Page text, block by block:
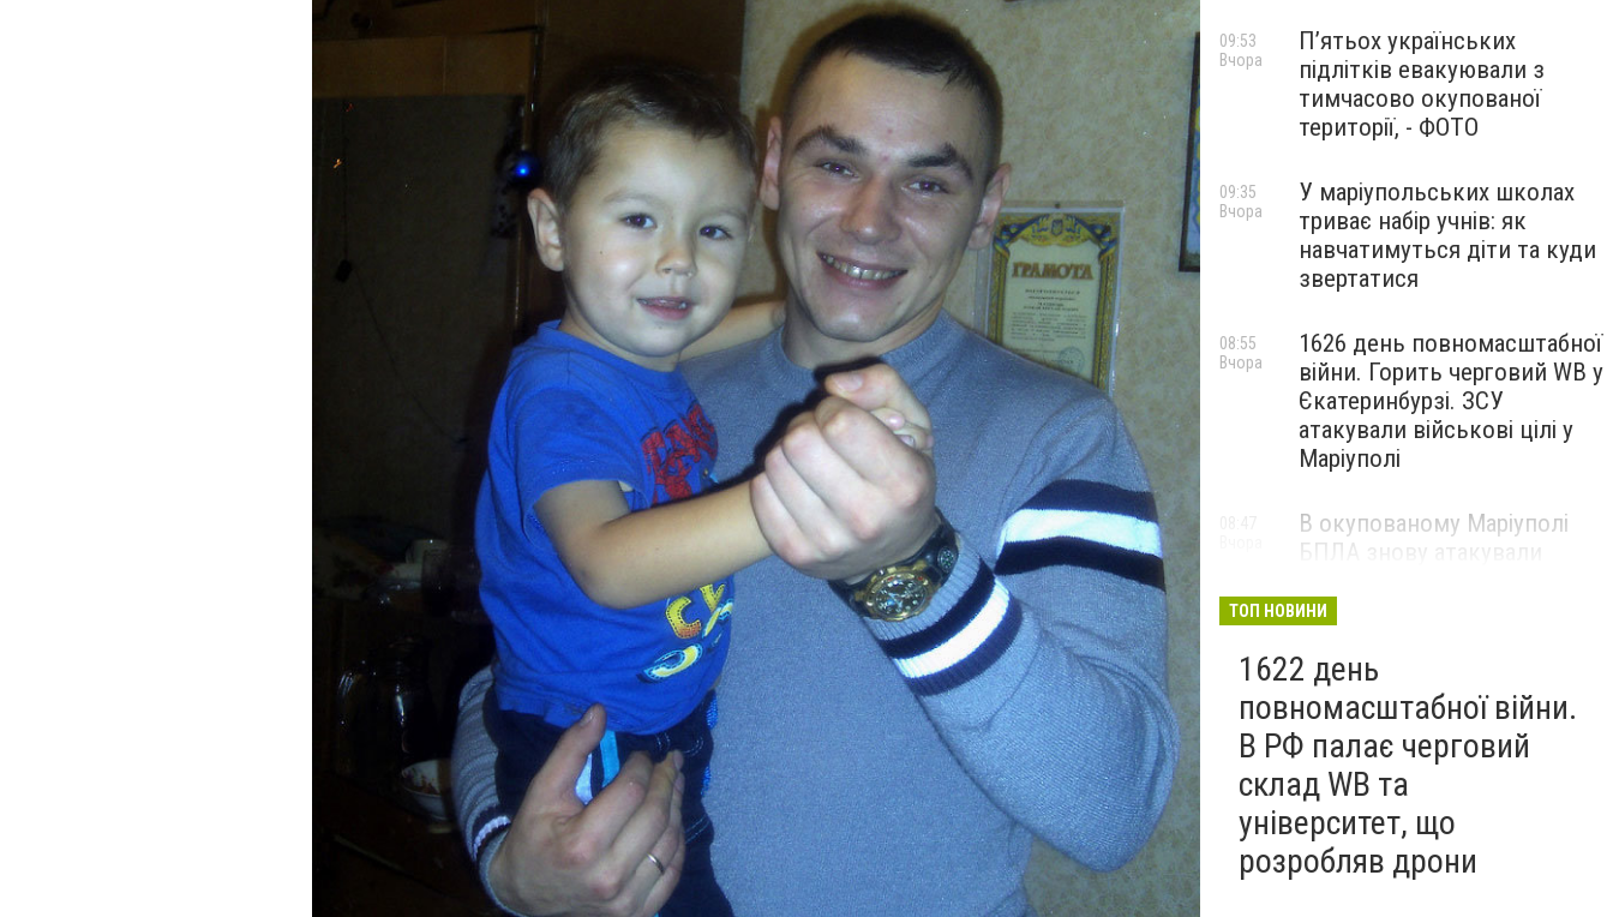
П’ятьох українських
підлітків евакуювали з
тимчасово окупованої
території, - ФОТО
09:53
Вчора
У маріупольських школах
триває набір учнів: як
навчатимуться діти та куди
звертатися
09:35
Вчора
1626 день повномасштабної
війни. Горить черговий WB у
Єкатеринбурзі. ЗСУ
атакували військові цілі у
Маріуполі
08:55
Вчора
В окупованому Маріуполі
БПЛА знову атакували
— ВІДЕО
ТОП НОВИНИ
1622 день
повномасштабної війни.
В РФ палає черговий
склад WB та
університет, що
розробляв дрони